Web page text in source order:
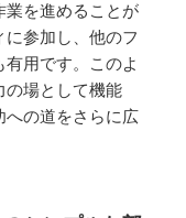
業を進めることが
参加し、他のフ
用です。このよ
の場として機能
への道をさらに広